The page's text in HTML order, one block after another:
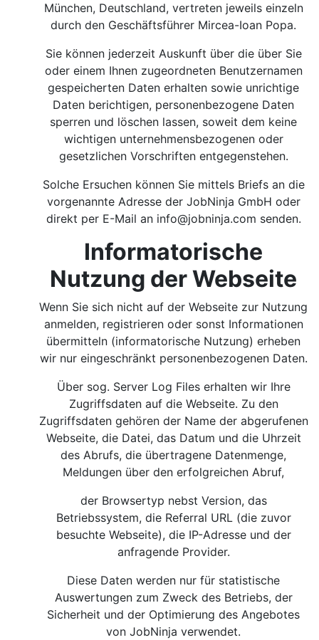
München, Deutschland, vertreten jeweils einzeln
durch den Geschäftsführer Mircea-Ioan Popa.
Sie können jederzeit Auskunft über die über Sie
oder einem Ihnen zugeordneten Benutzernamen
gespeicherten Daten erhalten sowie unrichtige
Daten berichtigen, personenbezogene Daten
sperren und löschen lassen, soweit dem keine
wichtigen unternehmensbezogenen oder
gesetzlichen Vorschriften entgegenstehen.
Solche Ersuchen können Sie mittels Briefs an die
vorgenannte Adresse der JobNinja GmbH oder
direkt per E-Mail an info@jobninja.com senden.
Informatorische
Nutzung der Webseite
Wenn Sie sich nicht auf der Webseite zur Nutzung
anmelden, registrieren oder sonst Informationen
übermitteln (informatorische Nutzung) erheben
wir nur eingeschränkt personenbezogenen Daten.
Über sog. Server Log Files erhalten wir Ihre
Zugriffsdaten auf die Webseite. Zu den
Zugriffsdaten gehören der Name der abgerufenen
Webseite, die Datei, das Datum und die Uhrzeit
des Abrufs, die übertragene Datenmenge,
Meldungen über den erfolgreichen Abruf,
der Browsertyp nebst Version, das
Betriebssystem, die Referral URL (die zuvor
besuchte Webseite), die IP-Adresse und der
anfragende Provider.
Diese Daten werden nur für statistische
Auswertungen zum Zweck des Betriebs, der
Sicherheit und der Optimierung des Angebotes
von JobNinja verwendet.